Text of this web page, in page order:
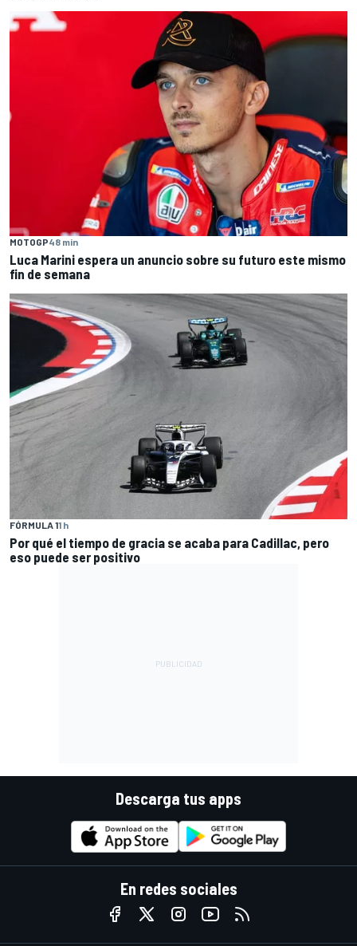
MOTOGP48 min
Luca Marini espera un anuncio sobre su futuro este mismo
fin de semana
FÓRMULA 11 h
Por qué el tiempo de gracia se acaba para Cadillac, pero
eso puede ser positivo
Descarga tus apps
En redes sociales